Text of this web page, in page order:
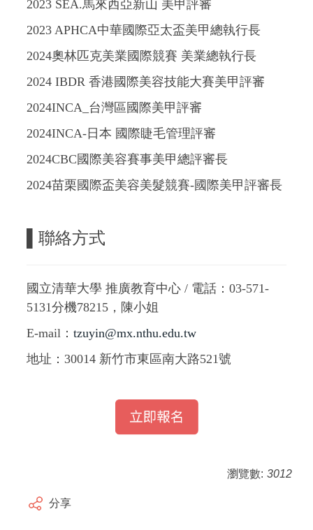
2023 SEA.馬來西亞新山 美甲評審
2023 APHCA中華國際亞太盃美甲總執行長
2024奧林匹克美業國際競賽 美業總執行長
2024 IBDR 香港國際美容技能大賽美甲評審
2024INCA_台灣區國際美甲評審
2024INCA-日本 國際睫毛管理評審
2024CBC國際美容賽事美甲總評審長
2024苗栗國際盃美容美髮競賽-國際美甲評審長
▌聯絡方式
國立清華大學 推廣教育中心 / 電話：03-571-
5131分機78215，陳小姐
E-mail： tzuyin@mx.nthu.edu.tw
地址：30014 新竹市東區南大路521號
瀏覽數: 3012
分享